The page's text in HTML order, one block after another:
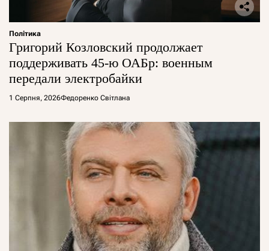
Політика
Григорий Козловский продолжает
поддерживать 45-ю ОАБр: военным
передали электробайки
1 Серпня, 2026Федоренко Світлана